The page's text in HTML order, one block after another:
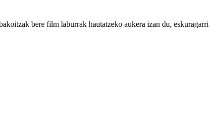
bere film laburrak hautatzeko aukera izan du,